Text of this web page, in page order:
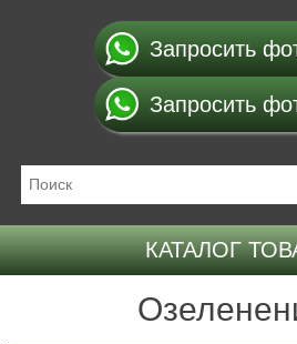
Запросить
Запросить
КАТАЛОГ